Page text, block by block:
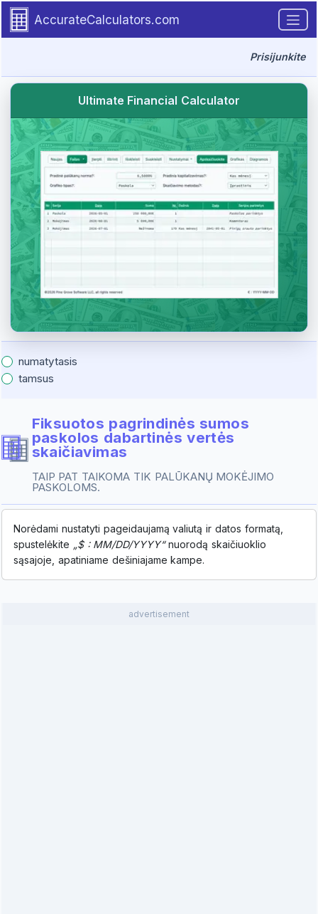
Go to tutorial content
AccurateCalculators.com
Prisijunkite
Ultimate Financial Calculator
numatytasis
tamsus
Fiksuotos pagrindinės sumos
paskolos dabartinės vertės
skaičiavimas
TAIP PAT TAIKOMA TIK PALŪKANŲ MOKĖJIMO
PASKOLOMS.
Norėdami nustatyti pageidaujamą valiutą ir datos formatą,
spustelėkite „$ : MM/DD/YYYY“nuorodą skaičiuoklio
sąsajoje, apatiniame dešiniajame kampe.
advertisement